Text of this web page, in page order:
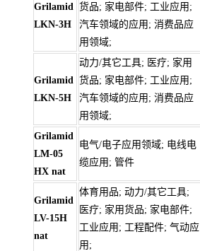
Grilamid
LKN-3H
货品; 家电部件; 工业应用;
汽车领域的应用; 消费品应
用领域;
Grilamid
LKN-5H
动力/其它工具; 医疗; 家用
货品; 家电部件; 工业应用;
汽车领域的应用; 消费品应
用领域;
Grilamid
LM-05
HX nat
电气/电子应用领域; 电线电
缆应用; 管件
Grilamid
LV-15H
nat
体育用品; 动力/其它工具;
医疗; 家用货品; 家电部件;
工业应用; 工程配件; 气动应
用;